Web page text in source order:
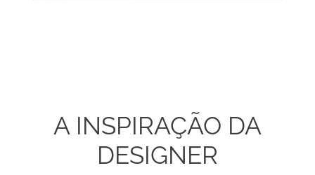
A INSPIRAÇÃO DA
DESIGNER